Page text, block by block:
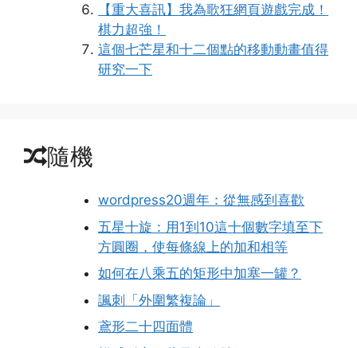
【重大喜訊】我為歌狂網頁遊戲完成！
棋力超強！
這個七芒星和十二個點的移動動畫值得
研究一下
隨機
wordpress20週年：從無感到喜歡
五星十旋：用1到10這十個數字填至下
方圓圈，使每條線上的加和相等
如何在八乘五的矩形中加塞一罐？
諷刺「外圍繁複論」
鳶形二十四面體